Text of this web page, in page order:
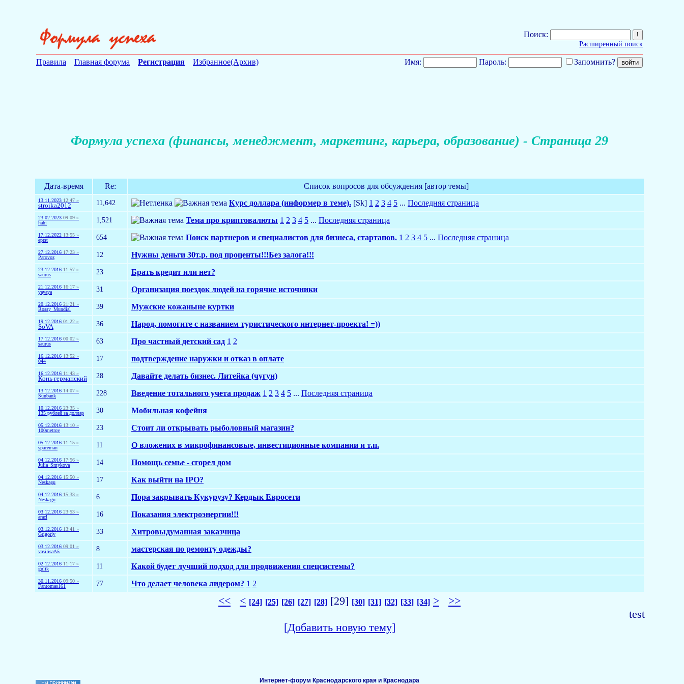
Поиск:
Расширенный поиск
Правила Главная форума Регистрация Избранное(Архив) Имя: Пароль: Запомнить?
Формула успеха (финансы, менеджмент, маркетинг, карьера, образование) - Страница 29
Дата-время Re: Список вопросов для обсуждения [автор темы]
13.11.2023 12:47 »
stroika2012 11,642 Курс доллара (информер в теме). [Sk] 1 2 3 4 5 ... Последняя страница
23.02.2023 09:09 »
hahi
1,521 Тема про криптовалюты 1 2 3 4 5 ... Последняя страница
17.12.2022 13:55 »
eprst
654 Поиск партнеров и специалистов для бизнеса, стартапов. 1 2 3 4 5 ... Последняя страница
27.12.2016 17:23 »
Parovoz
12 Нужны деньги 30т.р. под проценты!!!Без залога!!!
23.12.2016 11:57 »
saurus
23 Брать кредит или нет?
21.12.2016 16:17 »
yayaya
31 Организация поездок людей на горячие источники
20.12.2016 21:21 »
Rossy_Mundial
39 Мужские кожаныне куртки
19.12.2016 01:22 »
SoVA 36 Народ, помогите с названием туристического интернет-проекта! =))
17.12.2016 00:02 »
saurus
63 Про частный детский сад 1 2
16.12.2016 13:52 »
044
17 подтверждение наружки и отказ в оплате
16.12.2016 11:43 »
Конь германский 28 Давайте делать бизнес. Литейка (чугун)
13.12.2016 14:07 »
Sunbank
228 Введение тотального учета продаж 1 2 3 4 5 ... Последняя страница
10.12.2016 23:35 »
135 рублей за доллар
30 Мобильная кофейня
05.12.2016 13:10 »
100metrov
23 Стоит ли открывать рыболовный магазин?
05.12.2016 11:15 »
spaceman
11 О вложених в микрофинансовые, инвестиционные компании и т.п.
04.12.2016 17:56 »
Julia_Smykova
14 Помощь семье - сгорел дом
04.12.2016 15:50 »
Neskagu
17 Как выйти на IPO?
04.12.2016 15:33 »
Neskagu
6 Пора закрывать Кукурузу? Кердык Евросети
03.12.2016 23:53 »
aracl
16 Показания электроэнергии!!!
03.12.2016 13:41 »
Grigoriy
33 Хитровыдуманная заказчица
03.12.2016 09:01 »
vasilisaA5
8 мастерская по ремонту одежды?
02.12.2016 11:17 »
gulik
11 Какой будет лучший подход для продвижения спецсистемы?
30.11.2016 09:50 »
Fantomas161
77 Что делает человека лидером? 1 2
<< < [24] [25] [26] [27] [28] [29] [30] [31] [32] [33] [34] >
>>
test
[Добавить новую тему]
Интернет-форум Краснодарского края и Краснодара